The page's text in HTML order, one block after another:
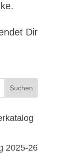
Dir
2025-26